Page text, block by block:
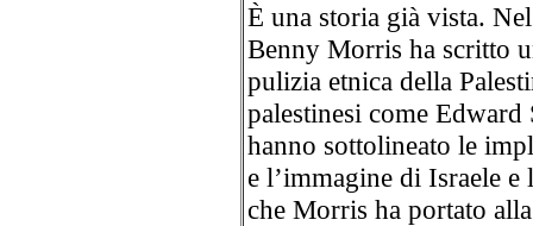
È una storia già vista.
Benny Morris ha scritto
pulizia etnica della
palestinesi come
hanno sottolineato le
e l’immagine di Israele
che Morris ha portato